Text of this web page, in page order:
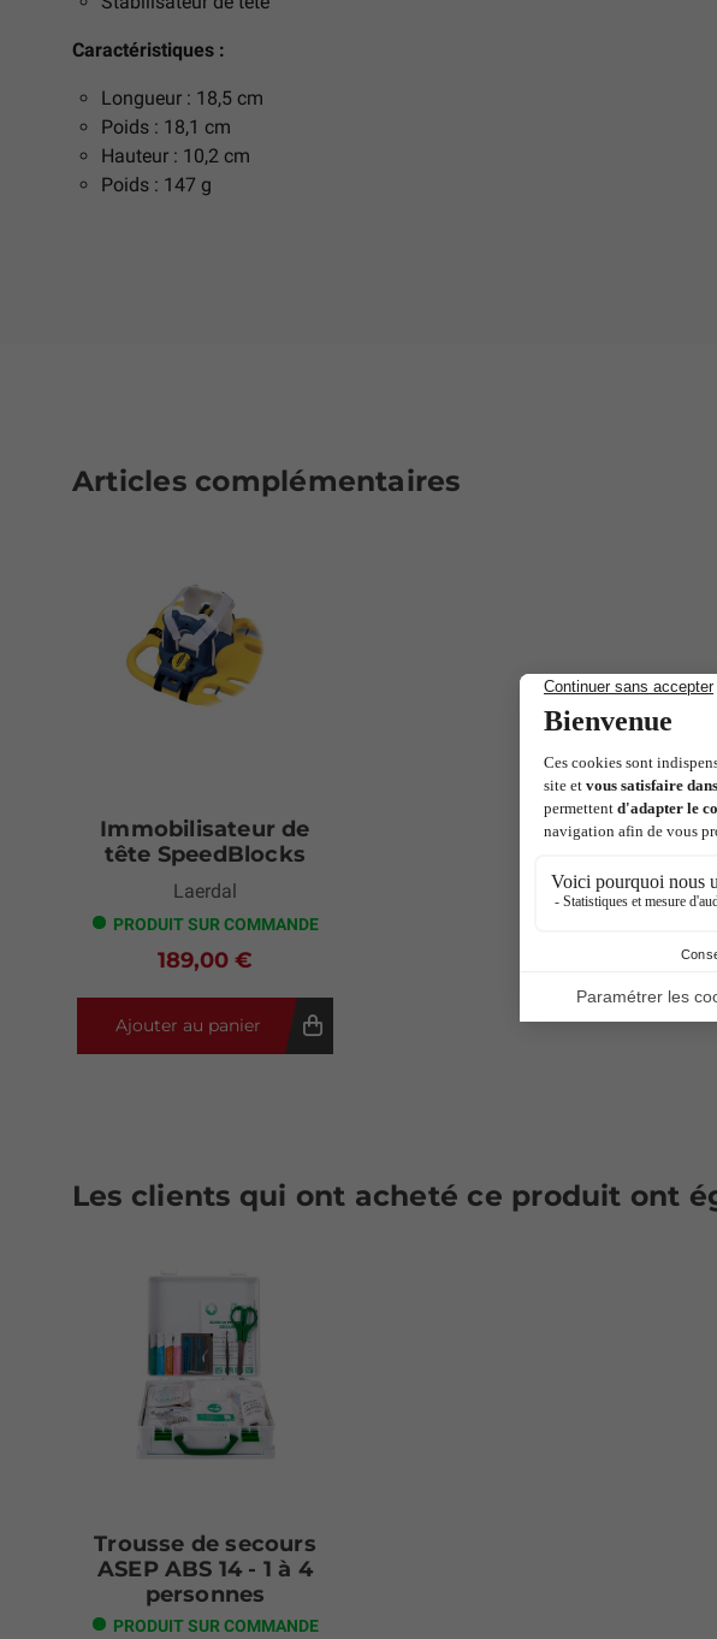
Caractéristiques :
Longueur : 18,5 cm
Poids : 18,1 cm
Hauteur : 10,2 cm
Poids : 147 g
Articles complémentaires
Immobilisateur de
tête SpeedBlocks
Laerdal
PRODUIT SUR COMMANDE
189,00 €
Ajouter au panier
Les clients qui ont acheté ce produit ont
Trousse de secours
ASEP ABS 14 - 1 à 4
personnes
PRODUIT SUR COMMANDE